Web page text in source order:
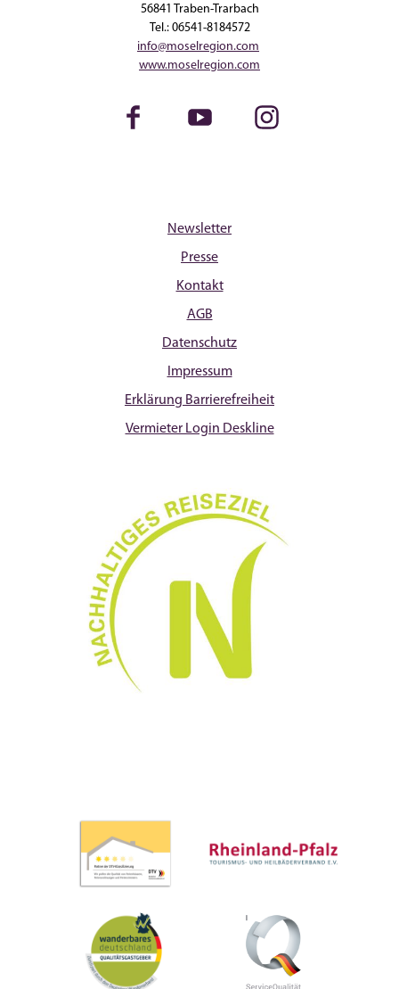
56841 Traben-Trarbach
Tel.: 06541-8184572
info@moselregion.com
www.moselregion.com
Facebook Youtube Instagram
Newsletter
Presse
Kontakt
AGB
Datenschutz
Impressum
Erklärung Barrierefreiheit
Vermieter Login Deskline